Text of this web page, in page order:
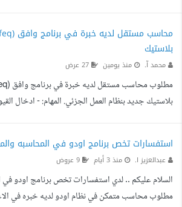
بلاستيك
محمد آ. منذ يومين
بلاستيك جديد بنظام العمل الجزئي. المهام: - ادخال
استخدام برنامج وافق. - خبرة في المحاسبة المالية،
الأنشطة التجارية.
استفسارات تخص برنامج اودو في المحاسبه
عبدالعزيز ا. منذ 3 أيام
السلام عليكم .. لدي استفسارات تخص برنامج اودو في
مطلوب محاسب متمكن في نظام اودو لديه خبره في